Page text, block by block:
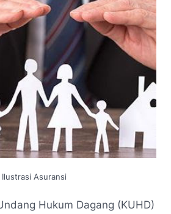
Ilustrasi Asuransi
Hukum Dagang (KUHD)